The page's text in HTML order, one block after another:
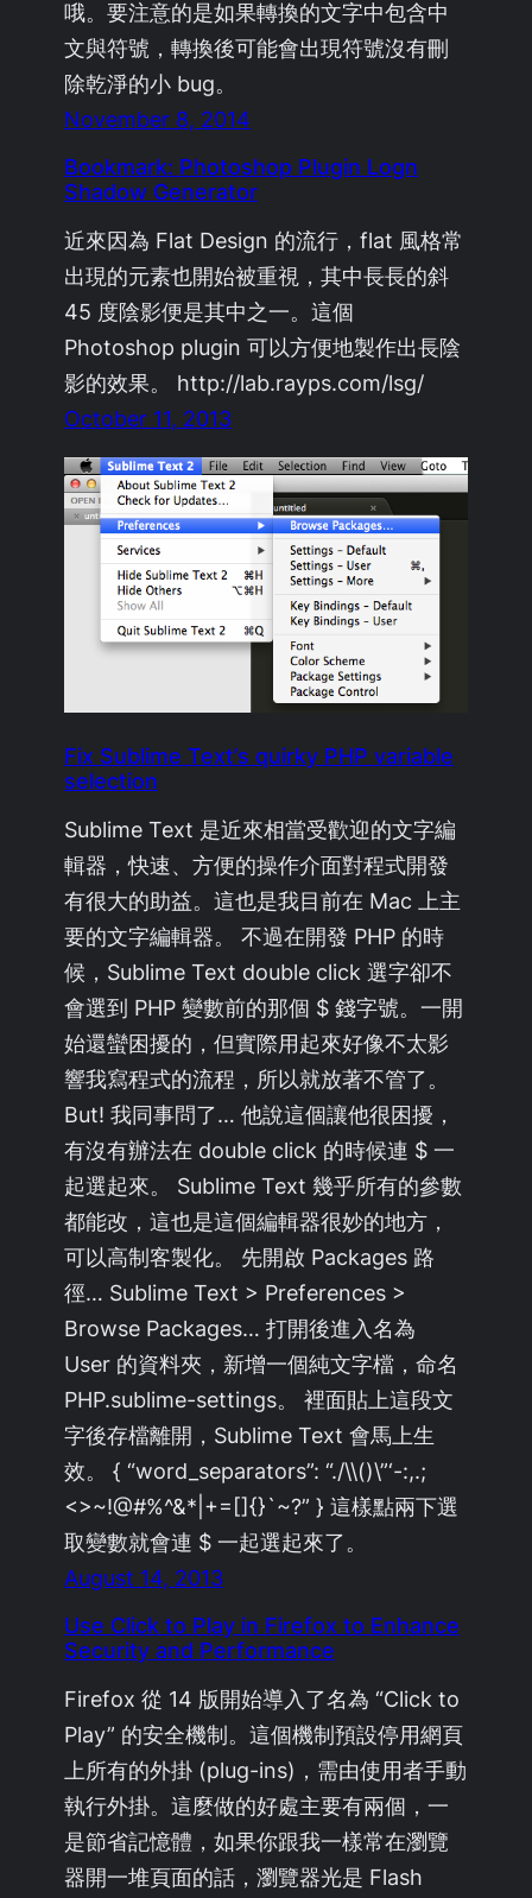
哦。要注意的是如果轉換的文字中包含中
文與符號，轉換後可能會出現符號沒有刪
除乾淨的小 bug。
November 8, 2014
Bookmark: Photoshop Plugin Logn
Shadow Generator
近來因為 Flat Design 的流行，flat 風格常
出現的元素也開始被重視，其中長長的斜
45 度陰影便是其中之一。這個
Photoshop plugin 可以方便地製作出長陰
影的效果。 http://lab.rayps.com/lsg/
October 11, 2013
Fix Sublime Text’s quirky PHP variable
selection
Sublime Text 是近來相當受歡迎的文字編
輯器，快速、方便的操作介面對程式開發
有很大的助益。這也是我目前在 Mac 上主
要的文字編輯器。 不過在開發 PHP 的時
候，Sublime Text double click 選字卻不
會選到 PHP 變數前的那個 $ 錢字號。一開
始還蠻困擾的，但實際用起來好像不太影
響我寫程式的流程，所以就放著不管了。
But! 我同事問了… 他說這個讓他很困擾，
有沒有辦法在 double click 的時候連 $ 一
起選起來。 Sublime Text 幾乎所有的參數
都能改，這也是這個編輯器很妙的地方，
可以高制客製化。 先開啟 Packages 路
徑… Sublime Text > Preferences >
Browse Packages… 打開後進入名為
User 的資料夾，新增一個純文字檔，命名
PHP.sublime-settings。 裡面貼上這段文
字後存檔離開，Sublime Text 會馬上生
效。 { “word_separators”: “./\\()\”‘-:,.;
<>~!@#%^&*|+=[]{}`~?” } 這樣點兩下選
取變數就會連 $ 一起選起來了。
August 14, 2013
Use Click to Play in Firefox to Enhance
Security and Performance
Firefox 從 14 版開始導入了名為 “Click to
Play” 的安全機制。這個機制預設停用網頁
上所有的外掛 (plug-ins)，需由使用者手動
執行外掛。這麼做的好處主要有兩個，一
是節省記憶體，如果你跟我一樣常在瀏覽
器開一堆頁面的話，瀏覽器光是 Flash